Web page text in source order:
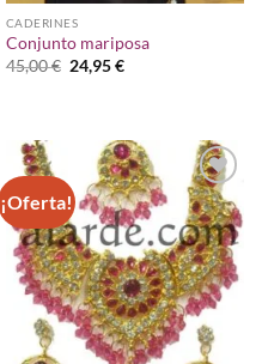
CADERINES
Conjunto mariposa
45,00€ El
precio
24,95€El
¡Oferta!
Añadir
a la
lista de
deseos